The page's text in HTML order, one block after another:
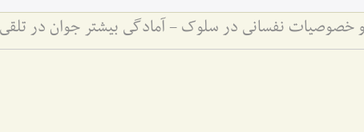
و خصوصیات نفسانی در سلوک - آمادگی بیشتر جوان در